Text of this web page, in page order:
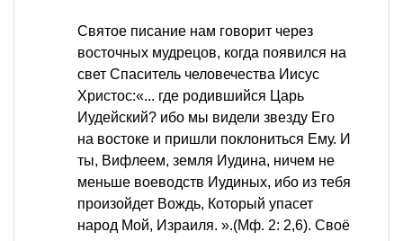
Святое писание нам говорит через
восточных мудрецов, когда появился на
свет Спаситель человечества Иисус
Христос:«... где родившийся Царь
Иудейский? ибо мы видели звезду Его
на востоке и пришли поклониться Ему. И
ты, Вифлеем, земля Иудина, ничем не
меньше воеводств Иудиных, ибо из тебя
произойдет Вождь, Который упасет
народ Мой, Израиля. ».(Мф. 2: 2,6). Своё